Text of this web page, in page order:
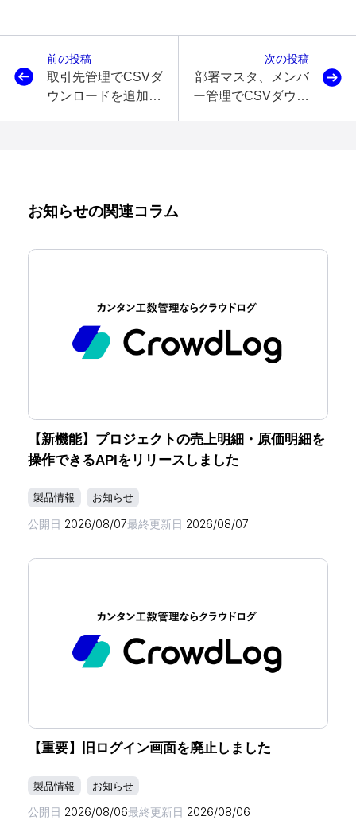
前の投稿
取引先管理でCSVダ
ウンロードを追加、
次の投稿
部署マスタ、メンバ
ー管理でCSVダウン
お知らせの関連コラム
【新機能】プロジェクトの売上明細・原価明細を
操作できるAPIをリリースしました
製品情報 お知らせ
公開日 2026/08/07最終更新日 2026/08/07
【重要】旧ログイン画面を廃止しました
製品情報 お知らせ
公開日 2026/08/06最終更新日 2026/08/06